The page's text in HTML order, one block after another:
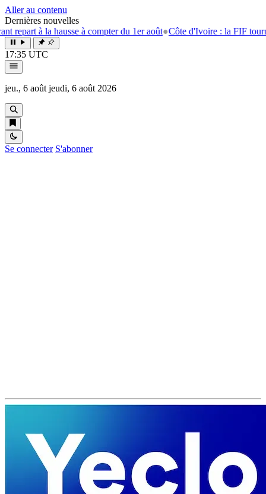
Aller au contenu
Dernières nouvelles
la hausse à compter du 1er août●Côte d'Ivoire : la FIF tourne la page
17:35 UTC
jeu., 6 août jeudi, 6 août 2026
Se connecter S'abonner